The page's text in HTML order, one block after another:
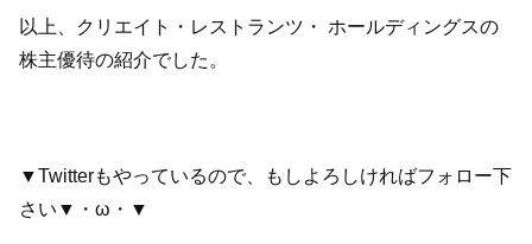
以上、クリエイト・レストランツ・ ホールディングスの
株主優待の紹介でした。
▼Twitterもやっているので、もしよろしければフォロー下
さい▼・ω・▼